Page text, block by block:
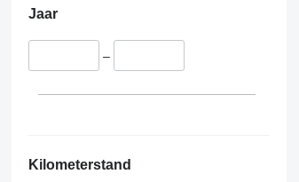
345
395
VMT
Vibromax
Jaar
–
Kilometerstand